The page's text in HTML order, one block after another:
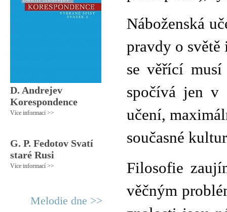
D. Andrejev
Korespondence
Více informací >>
G. P. Fedotov Svatí
staré Rusi
Více informací >>
Melodie dne >>
Náboženská
pravdy o
se věřící
spočívá jen v
učení,
současné
Filosofie
věčným